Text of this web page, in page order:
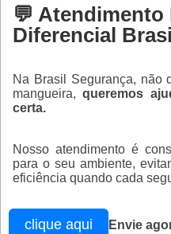
💬 Atendimento
Diferencial
Na Brasil Segurança, não
mangueira,queremos
certa.
Nosso atendimento é
para o seu ambiente,
eficiência quando cada
clique aqui
Envie